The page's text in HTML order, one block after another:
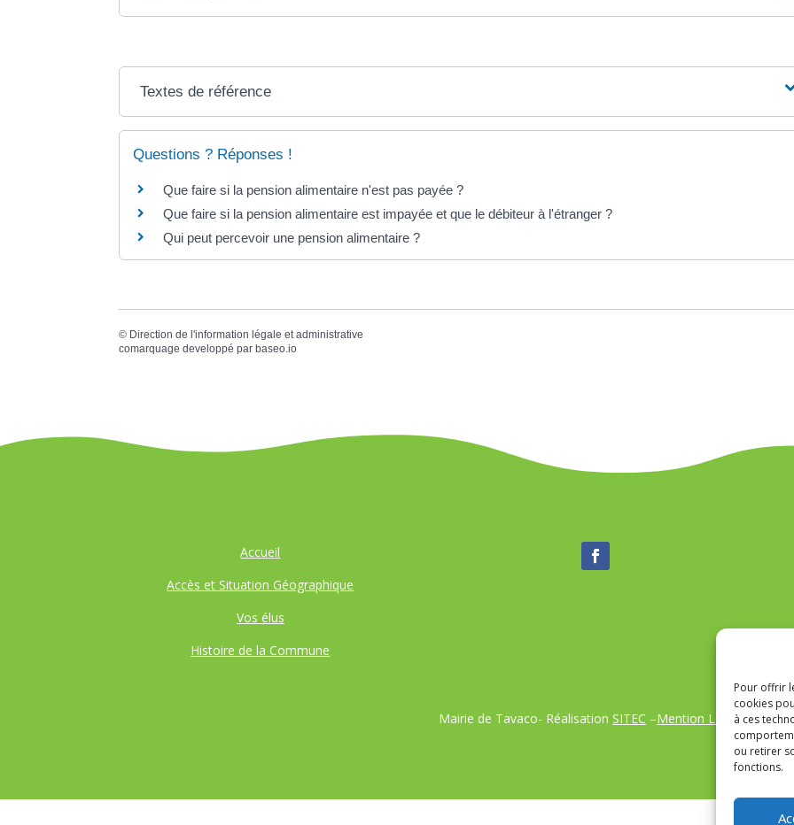
Pour offrir
cookies
à ces
ou retirer
fonctions.
Textes de référence
Questions ? Réponses !
Que faire si la pension alimentaire n'est pas payée ?
Que faire si la pension alimentaire est impayée et que le débiteur à l'étranger ?
Qui peut percevoir une pension alimentaire ?
© Direction de l'information légale et administrative
comarquage developpé par baseo.io
Accueil
Accès et Situation Géographique
Vos élus
Histoire de la Commune
Mairie de Tavaco- Réalisation SITEC –Mention Légales